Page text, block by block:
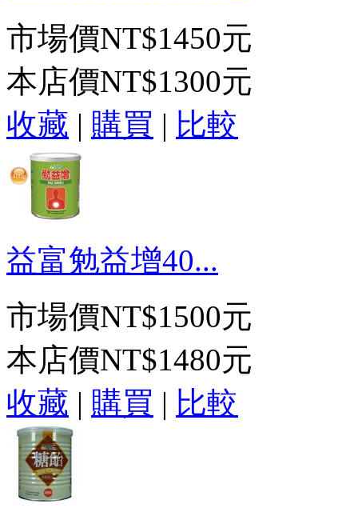
市場價NT$1450元
本店價NT$1300元
收藏 | 購買 | 比較
益富勉益增40...
市場價NT$1500元
本店價NT$1480元
收藏 | 購買 | 比較